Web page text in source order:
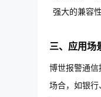
强大的兼容
三、应用场
博世报警通
场合，如银行